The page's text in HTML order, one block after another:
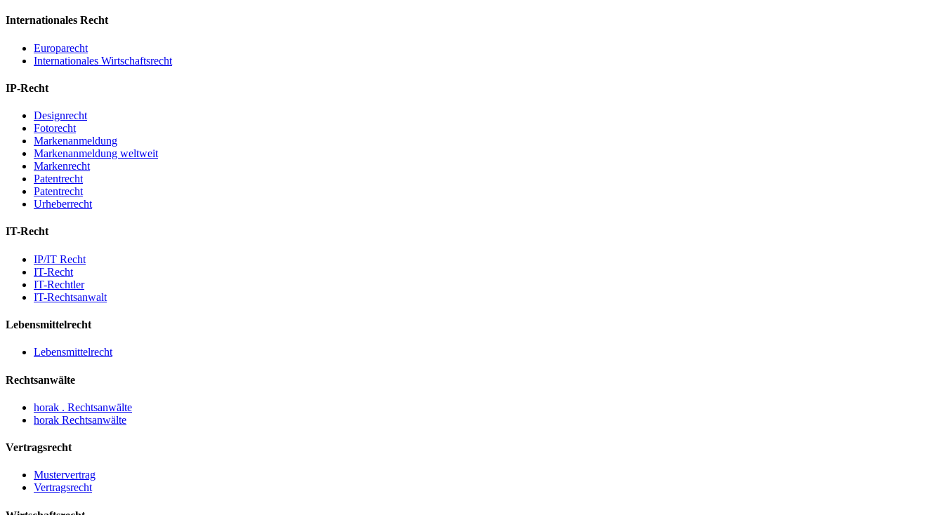
Internationales Recht
Europarecht
Internationales Wirtschaftsrecht
IP-Recht
Designrecht
Fotorecht
Markenanmeldung
Markenanmeldung weltweit
Markenrecht
Patentrecht
Patentrecht
Urheberrecht
IT-Recht
IP/IT Recht
IT-Recht
IT-Rechtler
IT-Rechtsanwalt
Lebensmittelrecht
Lebensmittelrecht
Rechtsanwälte
horak . Rechtsanwälte
horak Rechtsanwälte
Vertragsrecht
Mustervertrag
Vertragsrecht